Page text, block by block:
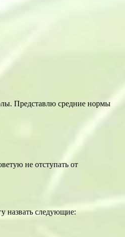
Представлю средние нормы
не отступать от
назвать следующие: